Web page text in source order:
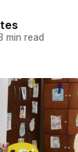
min read